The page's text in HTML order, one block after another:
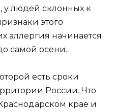
людей склонных к
этого
аллергия начинается
самой осени.
есть сроки
России. Что
крае и